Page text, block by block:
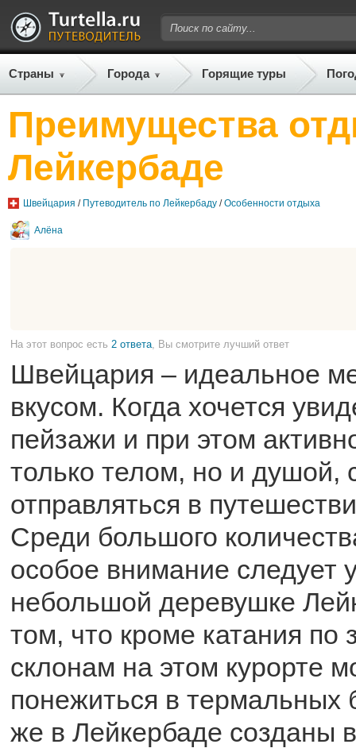
Страны Города Горящие туры
Преимущества
Лейкербаде
Швейцария / Путеводитель по Лейкербаду /Особенности отдыха
Алёна
На этот вопрос есть 2 ответа , Вы смотрите лучший ответ
Швейцария – идеальное
вкусом. Когда хочется
пейзажи и при этом
только телом, но и душой,
отправляться в
Среди большого
особое внимание следует
небольшой деревушке
том, что кроме катания по
склонам на этом курорте
понежиться в термальных
же в Лейкербаде созданы